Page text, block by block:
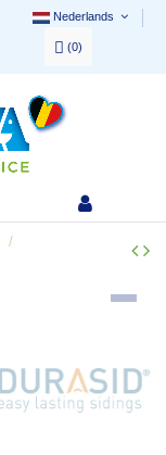
Nederlands
(0)